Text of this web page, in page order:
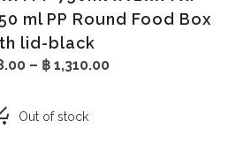
ml PP Round Food Box
lid-black
– ฿1,310.00Price
Out of stock